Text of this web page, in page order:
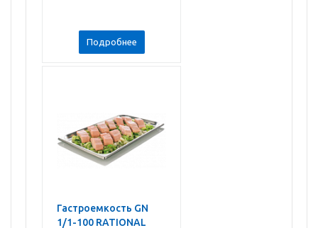
Подробнее
Гастроемкость GN
1/1-100 RATIONAL